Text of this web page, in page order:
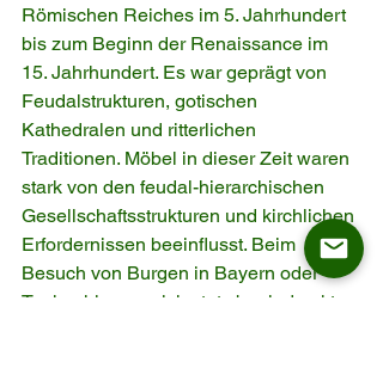
Römischen Reiches im 5. Jahrhundert
bis zum Beginn der Renaissance im
15. Jahrhundert. Es war geprägt von
Feudalstrukturen, gotischen
Kathedralen und ritterlichen
Traditionen. Möbel in dieser Zeit waren
stark von den feudal-hierarchischen
Gesellschaftsstrukturen und kirchlichen
Erfordernissen beeinflusst. Beim
Besuch von Burgen in Bayern oder
Tschechien war ich stets beeindruckt